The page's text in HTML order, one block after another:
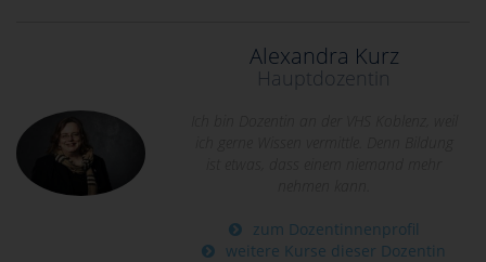
Alexandra Kurz
Hauptdozentin
zum Dozentinnenprofil
weitere Kurse dieser Dozentin